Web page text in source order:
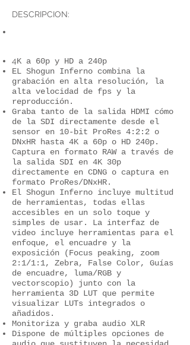
DESCRIPCION:
4K a 60p y HD a 240p
EL Shogun Inferno combina la
grabación en alta resolución, la
alta velocidad de fps y la
reproducción.
Graba tanto de la salida HDMI cómo
de la SDI directamente desde el
sensor en 10-bit ProRes 4:2:2 o
DNxHR hasta 4K a 60p o HD 240p.
Captura en formato RAW a través de
la salida SDI en 4K 30p
directamente en CDNG o captura en
formato ProRes/DNxHR.
El Shogun Inferno incluye multitud
de herramientas, todas ellas
accesibles en un solo toque y
simples de usar. La interfaz de
video incluye herramientas para el
enfoque, el encuadre y la
exposición (Focus peaking, zoom
2:1/1:1, Zebra, False Color, Guías
de encuadre, luma/RGB y
vectorscopio) junto con la
herramienta 3D LUT que permite
visualizar LUTs integrados o
añadidos.
Monitoriza y graba audio XLR
Dispone de múltiples opciones de